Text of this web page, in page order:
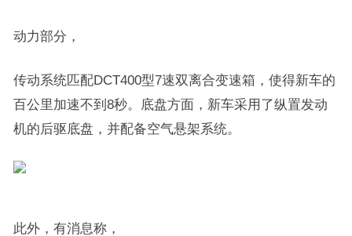
动力部分，
传动系统匹配DCT400型7速双离合变速箱，使得新车的
百公里加速不到8秒。底盘方面，新车采用了纵置发动
机的后驱底盘，并配备空气悬架系统。
此外，有消息称，